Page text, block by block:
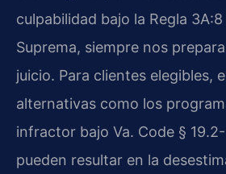
culpabilidad bajo la Regla
Suprema, siempre nos
juicio. Para clientes elegibles,
alternativas como los
infractor bajo Va. Code §
pueden resultar en la